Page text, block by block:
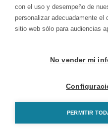
con el uso y desempeño de
personalizar adecuadamente el
sitio web sólo para audiencias
No vender mi
PERMITIR